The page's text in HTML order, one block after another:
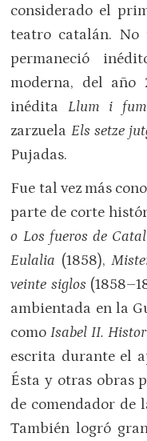
considerado el
teatro catalán. No
permaneció
moderna, del
inédita Llum i fum
zarzuela Els setze
Pujadas.
Fue tal vez más
parte de corte
o Los fueros de
Eulalia (1858),
veinte siglos
ambientada en la
comoIsabel II.
escrita durante el
Ésta y otras obras
de comendador de
También logró